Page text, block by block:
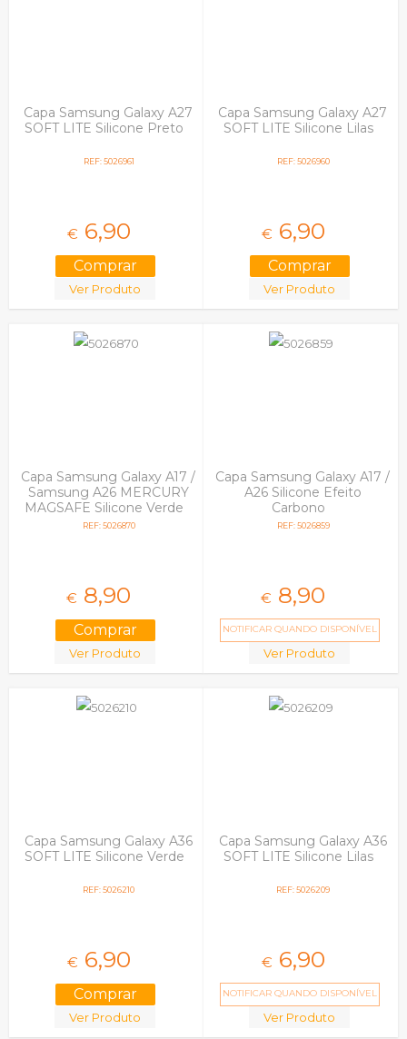
Capa Samsung Galaxy A27
SOFT LITE Silicone Preto
REF: 5026961
€ 6,90
Ver Produto
Capa Samsung Galaxy A27
SOFT LITE Silicone Lilas
REF: 5026960
€ 6,90
Ver Produto
Capa Samsung Galaxy A17 /
Samsung A26 MERCURY
MAGSAFE Silicone Verde
REF: 5026870
€ 8,90
Ver Produto
Capa Samsung Galaxy A17 /
A26 Silicone Efeito
Carbono
REF: 5026859
€ 8,90
NOTIFICAR QUANDO DISPONÍVEL
Ver Produto
Capa Samsung Galaxy A36
SOFT LITE Silicone Verde
REF: 5026210
€ 6,90
Ver Produto
Capa Samsung Galaxy A36
SOFT LITE Silicone Lilas
REF: 5026209
€ 6,90
NOTIFICAR QUANDO DISPONÍVEL
Ver Produto